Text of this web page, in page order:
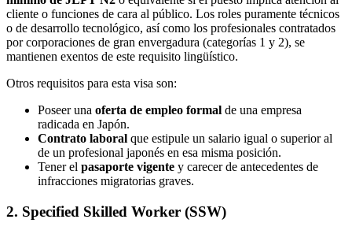
cliente o funciones de cara al público. Los roles puramente técnicos
o de desarrollo tecnológico, así como los profesionales contratados
por corporaciones de gran envergadura (categorías 1 y 2), se
mantienen exentos de este requisito lingüístico.
Otros requisitos para esta visa son:
Poseer una oferta de empleo formal de una empresa
radicada en Japón.
Contrato laboral que estipule un salario igual o superior al
de un profesional japonés en esa misma posición.
Tener el pasaporte vigente y carecer de antecedentes de
infracciones migratorias graves.
2. Specified Skilled Worker (SSW)